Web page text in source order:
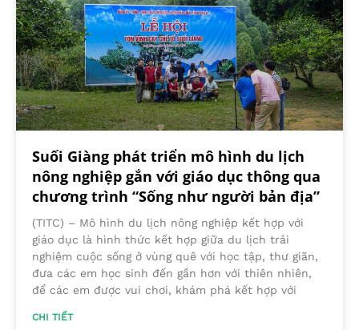
Suối Giàng phát triển mô hình du lịch
nông nghiệp gắn với giáo dục thông qua
chương trình “Sống như người bản địa”
(TITC) – Mô hình du lịch nông nghiệp kết hợp với
giáo dục là hình thức kết hợp giữa du lịch trải
nghiệm cuộc sống ở vùng quê với học tập, thư giãn,
đưa các em học sinh đến gần hơn với thiên nhiên,
để các em được vui chơi, khám phá kết hợp với
CHI TIẾT